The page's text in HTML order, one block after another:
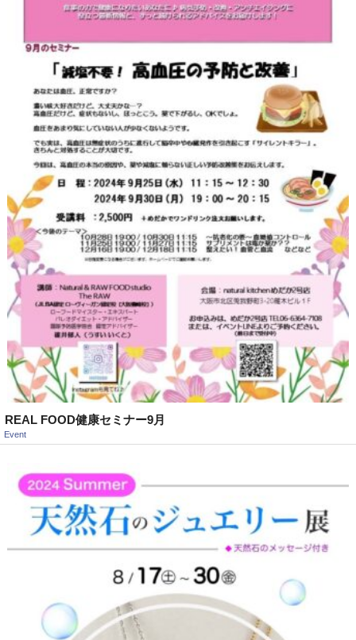
REAL FOOD健康セミナー9月
Event